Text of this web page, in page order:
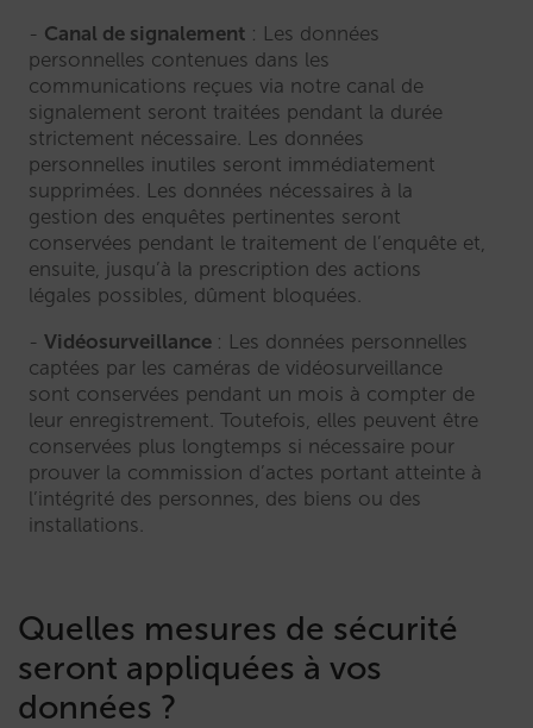
Canal de signalement: Les données
personnelles contenues dans les
communications reçues via notre canal de
signalement seront traitées pendant la durée
strictement nécessaire. Les données
personnelles inutiles seront immédiatement
supprimées. Les données nécessaires à la
gestion des enquêtes pertinentes seront
conservées pendant le traitement de l’enquête et,
ensuite, jusqu’à la prescription des actions
légales possibles, dûment bloquées.
Vidéosurveillance : Les données personnelles
captées par les caméras de vidéosurveillance
sont conservées pendant un mois à compter de
leur enregistrement. Toutefois, elles peuvent être
conservées plus longtemps si nécessaire pour
prouver la commission d’actes portant atteinte à
l’intégrité des personnes, des biens ou des
installations.
Quelles mesures de sécurité
seront appliquées à vos
données ?